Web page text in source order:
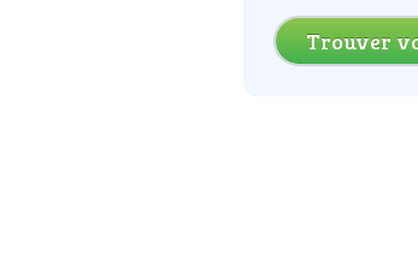
Trouver